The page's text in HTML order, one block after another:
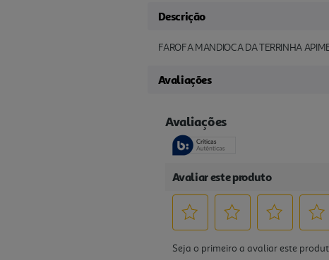
Descrição
FAROFA MANDIOCA DA TERRINHA
Avaliações